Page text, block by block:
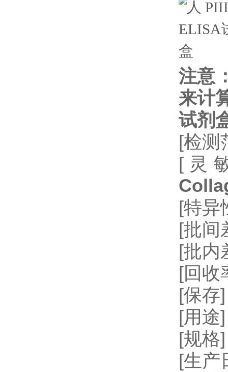
注意
来计
试剂
[检测
[灵
[特异
[批间
[批内
[回收
[保存
[用途
[规格
[生产